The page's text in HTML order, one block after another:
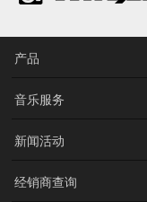
产品
音乐服务
新闻活动
经销商查询